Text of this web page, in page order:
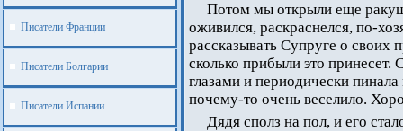
Писатели Франции
Писатели Болгарии
Писатели Испании
Потом мы открыли еще
оживился, раскраснелся, по-
рассказывать Супруге о своих
сколько прибыли это
глазами и периодически
почему-то очень веселило.
Дядя сполз на пол, и его